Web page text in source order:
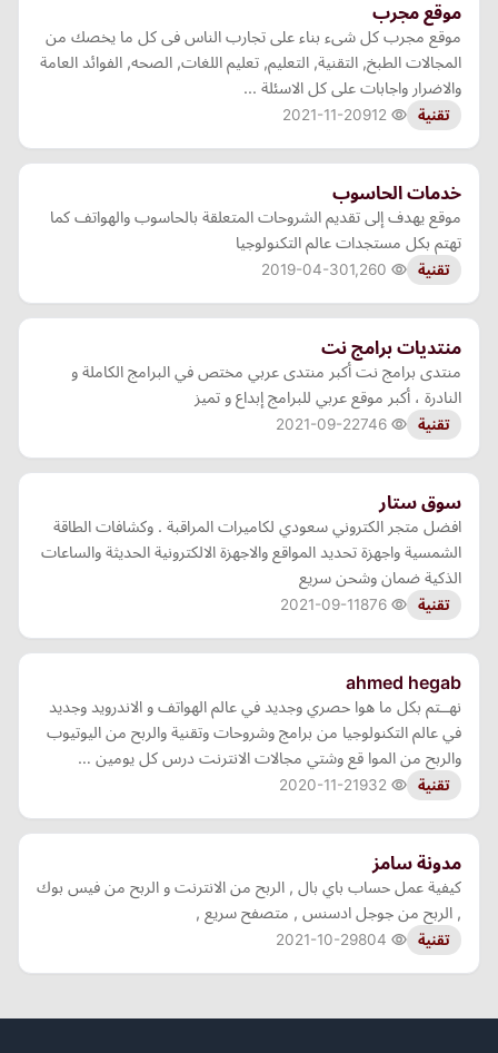
موقع مجرب
موقع مجرب كل شىء بناء على تجارب الناس فى كل ما يخصك من
المجالات الطبخ, التقنية, التعليم, تعليم اللغات, الصحه, الفوائد العامة
والاضرار واجابات على كل الاسئلة ...
تقنية 2021-11-20
خدمات الحاسوب
موقع يهدف إلى تقديم الشروحات المتعلقة بالحاسوب والهواتف كما
تهتم بكل مستجدات عالم التكنولوجيا
تقنية 2019-04-30
منتديات برامج نت
منتدى برامج نت أكبر منتدى عربي مختص في البرامج الكاملة و
النادرة ، أكبر موقع عربي للبرامج إبداع و تميز
تقنية 2021-09-22
سوق ستار
افضل متجر الكتروني سعودي لكاميرات المراقبة . وكشافات الطاقة
الشمسية واجهزة تحديد المواقع والاجهزة الالكترونية الحديثة والساعات
الذكية ضمان وشحن سريع
تقنية 2021-09-11
ahmed hegab
نهــتم بكل ما هوا حصري وجديد في عالم الهواتف و الاندرويد وجديد
في عالم التكنولوجيا من برامج وشروحات وتقنية والربح من اليوتيوب
والربح من الموا قع وشتي مجالات الانترنت درس كل يومين …
تقنية 2020-11-21
مدونة سامز
كيفية عمل حساب باي بال , الربح من الانترنت و الربح من فيس بوك
, الربح من جوجل ادسنس , متصفح سريع ,
تقنية 2021-10-29